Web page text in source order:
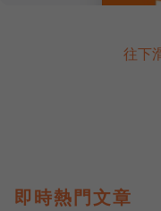
往下
即時熱門文章